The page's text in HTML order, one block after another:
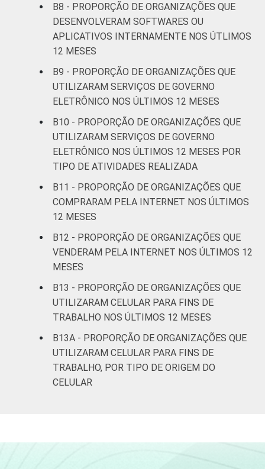
B8 - PROPORÇÃO DE ORGANIZAÇÕES QUE
DESENVOLVERAM SOFTWARES OU
APLICATIVOS INTERNAMENTE NOS ÚTLIMOS
12 MESES
B9 - PROPORÇÃO DE ORGANIZAÇÕES QUE
UTILIZARAM SERVIÇOS DE GOVERNO
ELETRÔNICO NOS ÚLTIMOS 12 MESES
B10 - PROPORÇÃO DE ORGANIZAÇÕES QUE
UTILIZARAM SERVIÇOS DE GOVERNO
ELETRÔNICO NOS ÚLTIMOS 12 MESES POR
TIPO DE ATIVIDADES REALIZADA
B11 - PROPORÇÃO DE ORGANIZAÇÕES QUE
COMPRARAM PELA INTERNET NOS ÚLTIMOS
12 MESES
B12 - PROPORÇÃO DE ORGANIZAÇÕES QUE
VENDERAM PELA INTERNET NOS ÚLTIMOS 12
MESES
B13 - PROPORÇÃO DE ORGANIZAÇÕES QUE
UTILIZARAM CELULAR PARA FINS DE
TRABALHO NOS ÚLTIMOS 12 MESES
B13A - PROPORÇÃO DE ORGANIZAÇÕES QUE
UTILIZARAM CELULAR PARA FINS DE
TRABALHO, POR TIPO DE ORIGEM DO
CELULAR